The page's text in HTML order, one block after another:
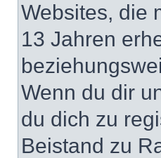
Websites, die
13 Jahren
Wenn du dir
du dich zu
Beistand zu